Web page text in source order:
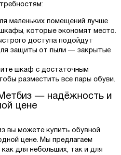
маленьких помещений лучше
которые экономят место.
доступа подойдут
защиты от пыли — закрытые
шкаф с достаточным
разместить все пары обуви.
— надёжность и
цене
вы можете купить обувной
цене. Мы предлагаем
для небольших, так и для